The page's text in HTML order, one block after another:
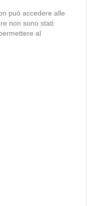
può accedere alle
non sono stati
al